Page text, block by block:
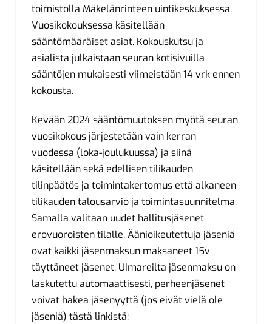
toimistolla Mäkelänrinteen uintikeskuksessa.
Vuosikokouksessa käsitellään
sääntömääräiset asiat. Kokouskutsu ja
asialista julkaistaan seuran kotisivuilla
sääntöjen mukaisesti viimeistään 14 vrk ennen
kokousta.
Kevään 2024 sääntömuutoksen myötä seuran
vuosikokous järjestetään vain kerran
vuodessa (loka-joulukuussa) ja siinä
käsitellään sekä edellisen tilikauden
tilinpäätös ja toimintakertomus että alkaneen
tilikauden talousarvio ja toimintasuunnitelma.
Samalla valitaan uudet hallitusjäsenet
erovuoroisten tilalle. Äänioikeutettuja jäseniä
ovat kaikki jäsenmaksun maksaneet 15v
täyttäneet jäsenet. UImareilta jäsenmaksu on
laskutettu automaattisesti, perheenjäsenet
voivat hakea jäsenyyttä (jos eivät vielä ole
jäseniä) tästä linkistä: